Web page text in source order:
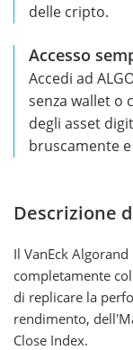
delle cripto.
Accesso
Accedi ad
senza wallet o
degli asset
bruscamente
Descrizione
Il VanEck
completamente
di replicare la
rendimento,
Close Index.